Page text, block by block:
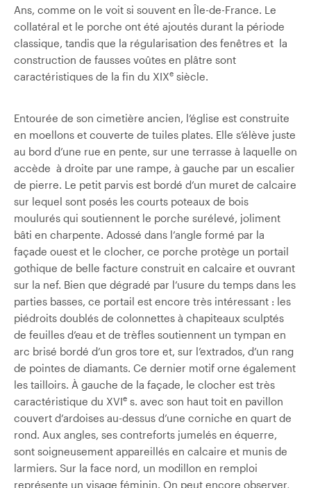
Ans, comme on le voit si souvent en Île-de-France. Le
collatéral et le porche ont été ajoutés durant la période
classique, tandis que la régularisation des fenêtres et la
construction de fausses voûtes en plâtre sont
caractéristiques de la fin du XIXe siècle.
Entourée de son cimetière ancien, l’église est construite
en moellons et couverte de tuiles plates. Elle s’élève juste
au bord d’une rue en pente, sur une terrasse à laquelle on
accède à droite par une rampe, à gauche par un escalier
de pierre. Le petit parvis est bordé d’un muret de calcaire
sur lequel sont posés les courts poteaux de bois
moulurés qui soutiennent le porche surélevé, joliment
bâti en charpente. Adossé dans l’angle formé par la
façade ouest et le clocher, ce porche protège un portail
gothique de belle facture construit en calcaire et ouvrant
sur la nef. Bien que dégradé par l’usure du temps dans les
parties basses, ce portail est encore très intéressant : les
piédroits doublés de colonnettes à chapiteaux sculptés
de feuilles d’eau et de trèfles soutiennent un tympan en
arc brisé bordé d’un gros tore et, sur l’extrados, d’un rang
de pointes de diamants. Ce dernier motif orne également
les tailloirs. À gauche de la façade, le clocher est très
caractéristique du XVIe s. avec son haut toit en pavillon
couvert d’ardoises au-dessus d’une corniche en quart de
rond. Aux angles, ses contreforts jumelés en équerre,
sont soigneusement appareillés en calcaire et munis de
larmiers. Sur la face nord, un modillon en remploi
représente un visage féminin. On peut encore observer,